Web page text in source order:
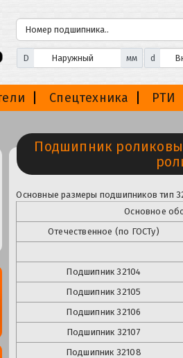
D мм d
Спецтехника РТИ
Подшипник
Основные размеры подшипников тип
Основное
Отечественное (по ГОСТу)
Подшипник 32104
Подшипник32105
Подшипник32106
Подшипник 32107
Подшипник 32108